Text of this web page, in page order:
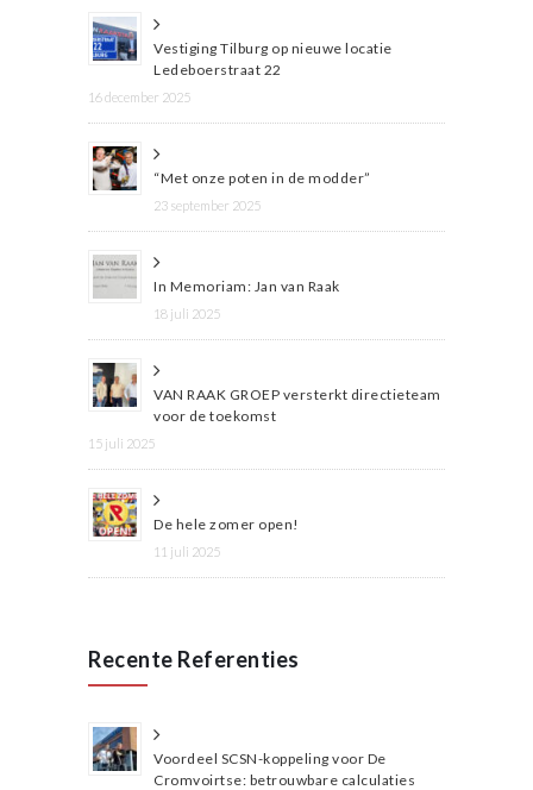
Vestiging Tilburg op nieuwe locatie
Ledeboerstraat 22
16 december 2025
“Met onze poten in de modder”
23 september 2025
In Memoriam: Jan van Raak
18 juli 2025
VAN RAAK GROEP versterkt directieteam
voor de toekomst
15 juli 2025
De hele zomer open!
11 juli 2025
Recente Referenties
Voordeel SCSN-koppeling voor De
Cromvoirtse: betrouwbare calculaties